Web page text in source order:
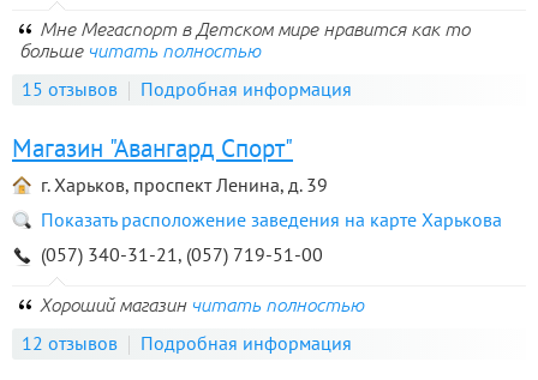
Мне Мегаспорт в Детском мире нравится как то
больше читать полностью
15 отзывов Подробная информация
Магазин "Авангард Спорт"
г. Харьков, проспект Ленина, д. 39
Показать расположение заведения на карте Харькова
(057) 340-31-21, (057) 719-51-00
Хороший магазин читать полностью
12 отзывов Подробная информация